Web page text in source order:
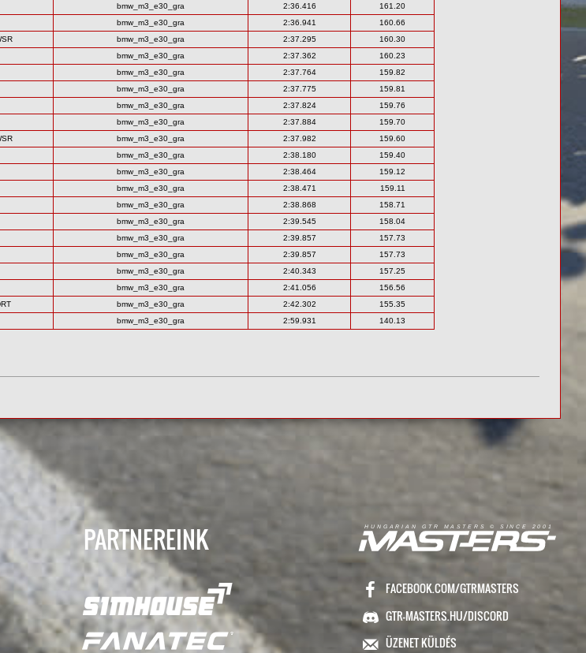
bmw_m3_e30_gra 2:36.416
161.20
bmw_m3_e30_gra 2:36.941
160.66
bmw_m3_e30_gra 2:37.295
160.30
bmw_m3_e30_gra 2:37.362
160.23
bmw_m3_e30_gra 2:37.764
159.82
bmw_m3_e30_gra 2:37.775
159.81
bmw_m3_e30_gra 2:37.824
159.76
bmw_m3_e30_gra 2:37.884
159.70
bmw_m3_e30_gra 2:37.982
159.60
bmw_m3_e30_gra 2:38.180
159.40
bmw_m3_e30_gra 2:38.464
159.12
bmw_m3_e30_gra 2:38.471
159.11
bmw_m3_e30_gra 2:38.868
158.71
bmw_m3_e30_gra 2:39.545
158.04
bmw_m3_e30_gra 2:39.857
157.73
bmw_m3_e30_gra 2:39.857
157.73
bmw_m3_e30_gra 2:40.343
157.25
bmw_m3_e30_gra 2:41.056
156.56
bmw_m3_e30_gra 2:42.302
155.35
bmw_m3_e30_gra 2:59.931 140.13
PARTNEREINK H U N G A R I A N G T R M A S T E R S © S I N C E 2 0 0 1
FACEBOOK.COM/GTRMASTERS
GTR-MASTERS.HU/DISCORD
ÜZENET KÜLDÉS